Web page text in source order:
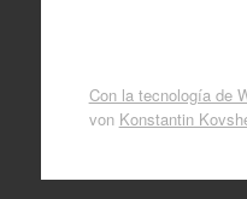
Con la tecnología de
von Konstantin